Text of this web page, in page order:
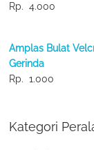
Rp. 4.000
Amplas Bulat
Gerinda
Rp. 1.000
Kategori